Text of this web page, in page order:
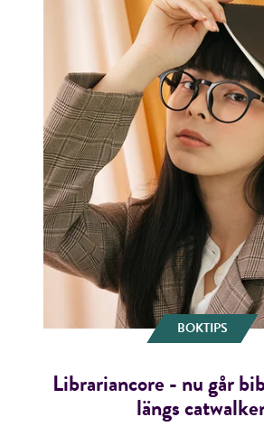
BOKTIPS
Librariancore - nu går
längs